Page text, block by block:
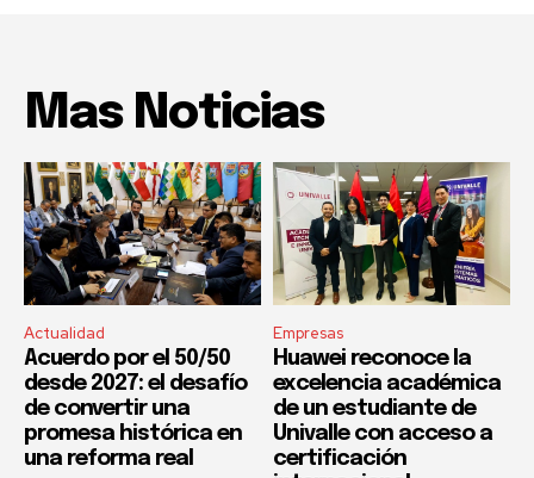
Mas Noticias
Actualidad
Acuerdo por el 50/50
desde 2027: el desafío
de convertir una
promesa histórica en
una reforma real
Empresas
Huawei reconoce la
excelencia académica
de un estudiante de
Univalle con acceso a
certificación